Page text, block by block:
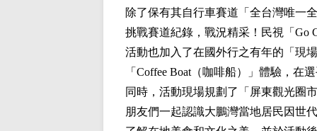
除了保有其自行車賽道「全台灣唯一
挑戰賽道紀錄，戰況精采！民視「Go
活動也加入了在國外行之有年的「現
「Coffee Boat（咖啡船）」體驗，
同時，活動現場規劃了「屏東觀光圈
朋友們一起認識大鵬灣當地居民因世